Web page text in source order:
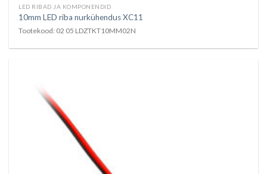
LED RIBAD JA KOMPONENDID
10mm LED riba nurkühendus XC11
Tootekood: 02 05 LDZTKT10MM02N